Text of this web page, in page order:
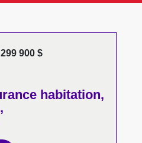
900 $
habitation,